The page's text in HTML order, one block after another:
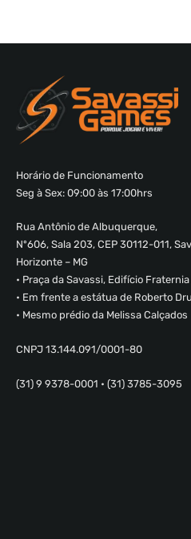
Horário de Funcionamento
Seg à Sex: 09:00 às 17:00hrs
Rua Antônio de Albuquerque,
Nº606, Sala 203, CEP 30112-011,
Horizonte – MG
• Praça da Savassi, Edifício
• Em frente a estátua de Roberto
• Mesmo prédio da Melissa Calçados
CNPJ 13.144.091/0001-80
(31) 9 9378-0001 • (31) 3785-3095